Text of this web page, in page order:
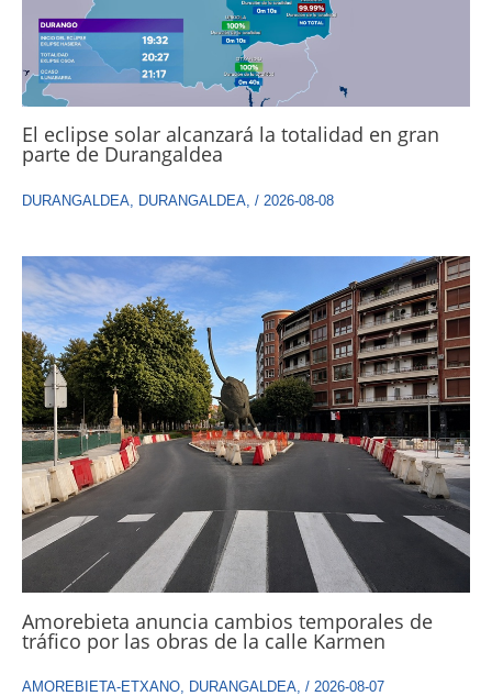
El eclipse solar alcanzará la totalidad en gran
parte de Durangaldea
DURANGALDEA DURANGALDEA / 2026-08-08
Amorebieta anuncia cambios temporales de
tráfico por las obras de la calle Karmen
AMOREBIETA-ETXANO DURANGALDEA / 2026-08-07